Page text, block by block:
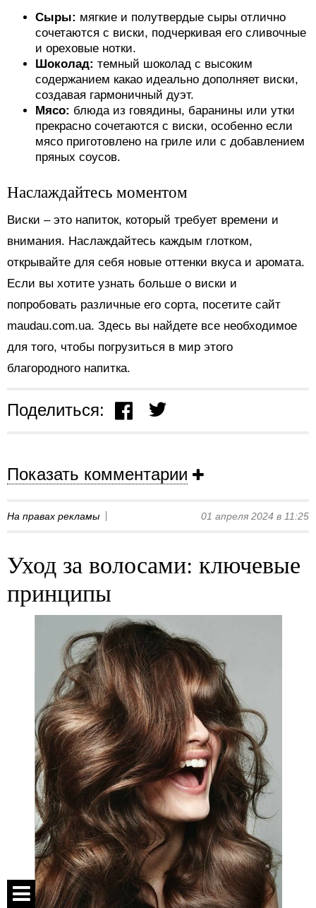
Сыры: мягкие и полутвердые сыры отлично
сочетаются с виски, подчеркивая его сливочные
и ореховые нотки.
Шоколад: темный шоколад с высоким
содержанием какао идеально дополняет виски,
создавая гармоничный дуэт.
Мясо: блюда из говядины, баранины или утки
прекрасно сочетаются с виски, особенно если
мясо приготовлено на гриле или с добавлением
пряных соусов.
Наслаждайтесь моментом
Виски – это напиток, который требует времени и
внимания. Наслаждайтесь каждым глотком,
открывайте для себя новые оттенки вкуса и аромата.
Если вы хотите узнать больше о виски и
попробовать различные его сорта, посетите сайт
maudau.com.ua. Здесь вы найдете все необходимое
для того, чтобы погрузиться в мир этого
благородного напитка.
Поделиться:
Показать комментарии
На правах рекламы 01 апреля 2024 в 11:25
Уход за волосами: ключевые
принципы